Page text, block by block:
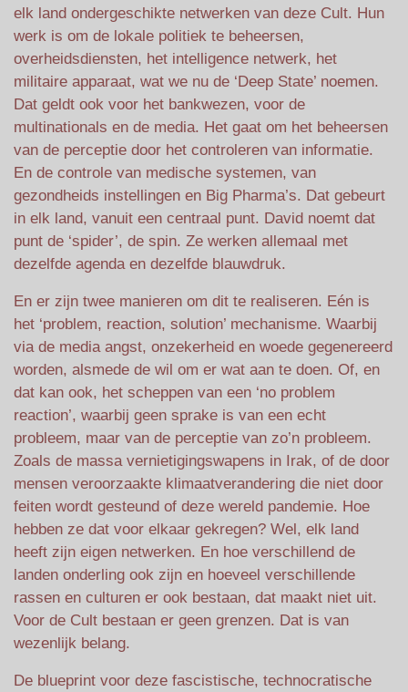
elk land ondergeschikte netwerken van deze Cult. Hun
werk is om de lokale politiek te beheersen,
overheidsdiensten, het intelligence netwerk, het
militaire apparaat, wat we nu de ‘Deep State’ noemen.
Dat geldt ook voor het bankwezen, voor de
multinationals en de media. Het gaat om het beheersen
van de perceptie door het controleren van informatie.
En de controle van medische systemen, van
gezondheids instellingen en Big Pharma’s. Dat gebeurt
in elk land, vanuit een centraal punt. David noemt dat
punt de ‘spider’, de spin. Ze werken allemaal met
dezelfde agenda en dezelfde blauwdruk.
En er zijn twee manieren om dit te realiseren. Eén is
het ‘problem, reaction, solution’ mechanisme. Waarbij
via de media angst, onzekerheid en woede gegenereerd
worden, alsmede de wil om er wat aan te doen. Of, en
dat kan ook, het scheppen van een ‘no problem
reaction’, waarbij geen sprake is van een echt
probleem, maar van de perceptie van zo’n probleem.
Zoals de massa vernietigingswapens in Irak, of de door
mensen veroorzaakte klimaatverandering die niet door
feiten wordt gesteund of deze wereld pandemie. Hoe
hebben ze dat voor elkaar gekregen? Wel, elk land
heeft zijn eigen netwerken. En hoe verschillend de
landen onderling ook zijn en hoeveel verschillende
rassen en culturen er ook bestaan, dat maakt niet uit.
Voor de Cult bestaan er geen grenzen. Dat is van
wezenlijk belang.
De blueprint voor deze fascistische, technocratische